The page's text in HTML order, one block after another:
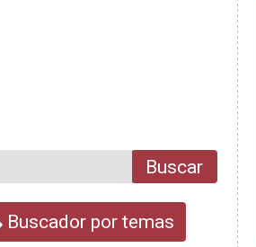
Buscar
Buscador por temas